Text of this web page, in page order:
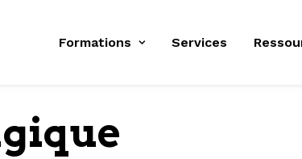
Formations Services